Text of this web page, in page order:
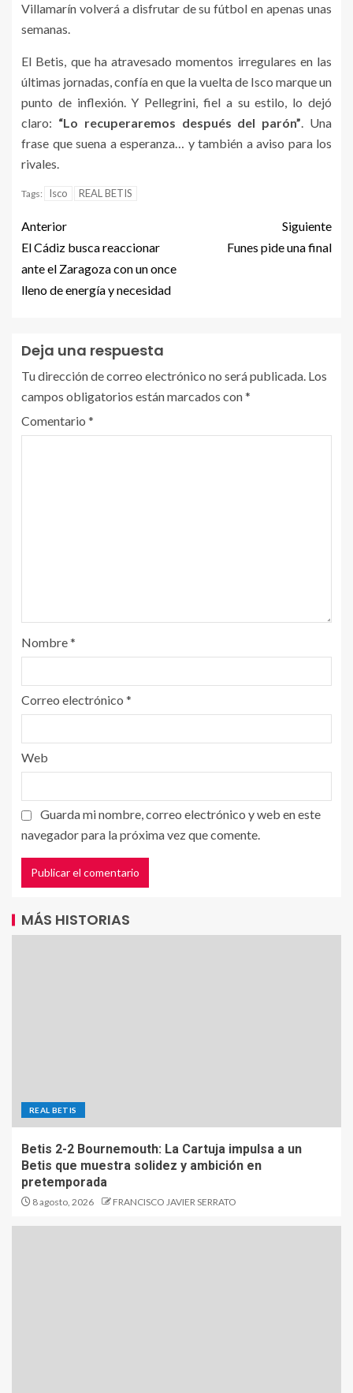
Villamarín volverá a disfrutar de su fútbol en apenas unas
semanas.
El Betis, que ha atravesado momentos irregulares en las
últimas jornadas, confía en que la vuelta de Isco marque un
punto de inflexión. Y Pellegrini, fiel a su estilo, lo dejó
claro: “Lo recuperaremos después del parón”. Una
frase que suena a esperanza… y también a aviso para los
rivales.
Tags: Isco REAL BETIS
Anterior
El Cádiz busca reaccionar
ante el Zaragoza con un once
lleno de energía y necesidad
Siguiente
Funes pide una final
Deja una respuesta
Tu dirección de correo electrónico no será publicada. Los
campos obligatorios están marcados con*
Comentario *
Nombre*
Correo electrónico *
Web
Guarda mi nombre, correo electrónico y web en este
navegador para la próxima vez que comente.
MÁS HISTORIAS
REAL BETIS
Betis 2-2 Bournemouth: La Cartuja impulsa a un
Betis que muestra solidez y ambición en
pretemporada
8 agosto, 2026 FRANCISCO JAVIER SERRATO